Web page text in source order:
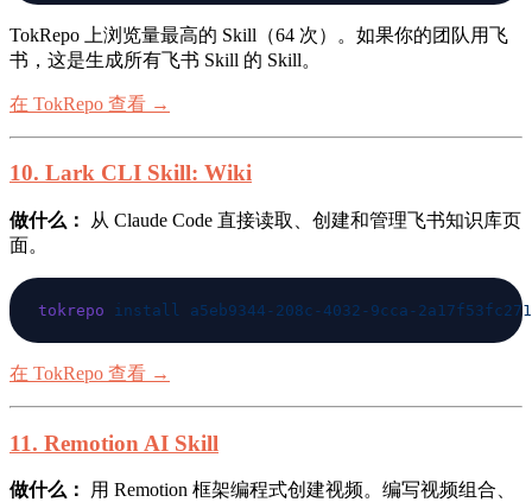
TokRepo 上浏览量最高的 Skill（64 次）。如果你的团队用飞
书，这是生成所有飞书 Skill 的 Skill。
在 TokRepo 查看 →
10. Lark CLI Skill: Wiki
做什么：
从 Claude Code 直接读取、创建和管理飞书知识库页
面。
tokrepo install
在 TokRepo 查看 →
11. Remotion AI Skill
做什么：
用 Remotion 框架编程式创建视频。编写视频组合、